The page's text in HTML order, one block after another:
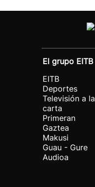
El grupo EITB
EITB
Deportes
Televisión a la
carta
Primeran
Gaztea
Makusi
Guau - Gure
Audioa